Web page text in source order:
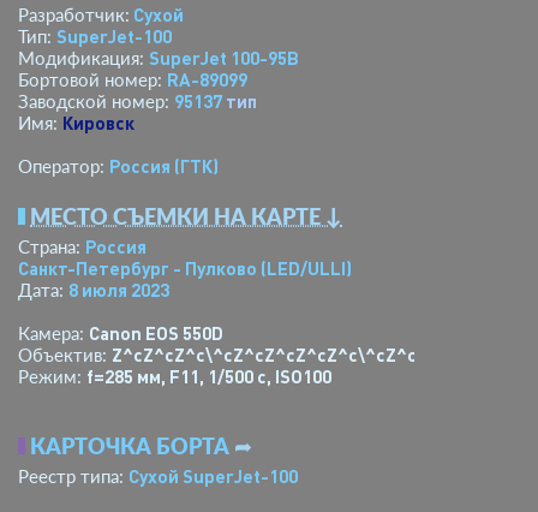
Разработчик: Сухой
Тип: SuperJet-100
Модификация: SuperJet 100-95B
Бортовой номер: RA-89099
Заводской номер: 95137 тип
Имя: Кировск
Оператор: Россия (ГТК)
МЕСТО СЪЕМКИ НА КАРТЕ ↓
Страна: Россия
Санкт-Петербург - Пулково (LED/ULLI)
Дата: 8 июля 2023
Камера: Canon EOS 550D
Объектив:
Режим: f=285 мм, F11, 1/500 с, ISO100
КАРТОЧКА БОРТА ➦
Реестр типа: Сухой SuperJet-100